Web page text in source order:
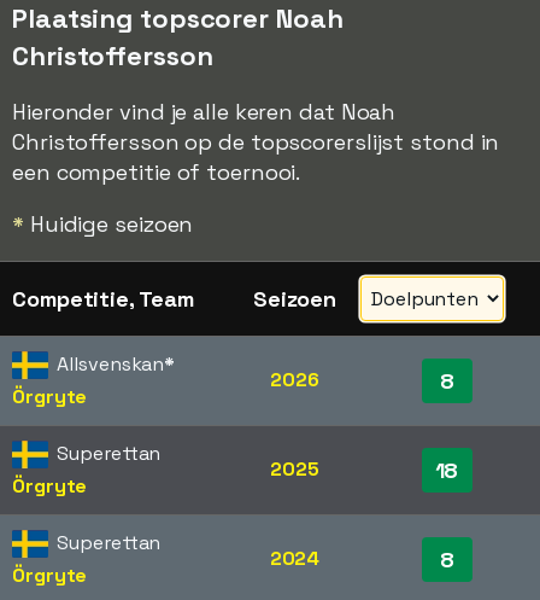
Plaatsing topscorer Noah
Christoffersson
Hieronder vind je alle keren dat Noah
Christoffersson op de topscorerslijst stond in
een competitie of toernooi.
* Huidige seizoen
Competitie, Team Seizoen
Allsvenskan*
Örgryte
2026 8
Superettan
Örgryte
2025 18
Superettan
Örgryte
2024 8